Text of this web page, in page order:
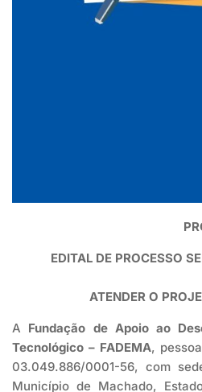
EDITAL DE PROCESSO
ATENDER O
A Fundação de Apoio ao
Tecnológico – FADEMA,
03.049.886/0001-56, com
Município de Machado,